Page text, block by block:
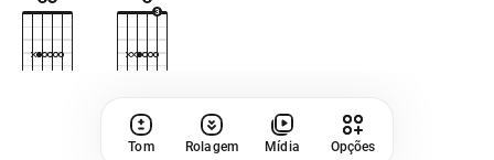
Tom Rolagem Mídia Opções